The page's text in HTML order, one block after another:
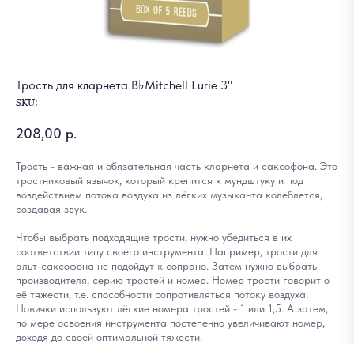
Трость для кларнета B♭Mitchell Lurie 3"
SKU:
208,00 р.
Трость - важная и обязательная часть кларнета и саксофона. Это
тростниковый язычок, который крепится к мундштуку и под
воздействием потока воздуха из лёгких музыканта колеблется,
создавая звук.
Чтобы выбрать подходящие трости, нужно убедиться в их
соответствии типу своего инструмента. Например, трости для
альт-саксофона не подойдут к сопрано. Затем нужно выбрать
производителя, серию тростей и номер. Номер трости говорит о
её тяжести, т.е. способности сопротивляться потоку воздуха.
Новички используют лёгкие номера тростей - 1 или 1,5. А затем,
по мере освоения инструмента постепенно увеличивают номер,
доходя до своей оптимальной тяжести.